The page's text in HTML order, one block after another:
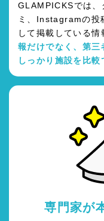
GLAMPICKSでは、
ミ、Instagramの投
して掲載している
報だけでなく、第三
しっかり施設を比較
専門家が